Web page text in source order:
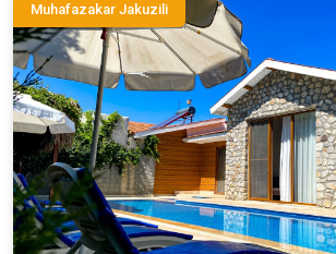
Muhafazakar Jakuzili